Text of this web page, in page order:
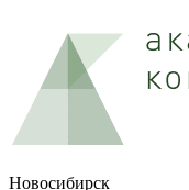
Новосибирск